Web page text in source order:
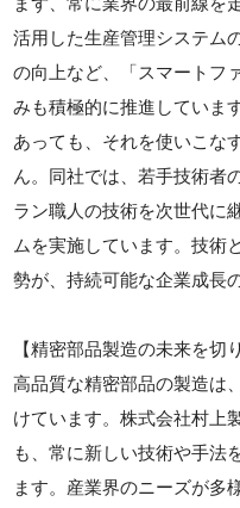
活用した生産管理システム
の向上など、「スマートフ
みも積極的に推進していま
あっても、それを使いこな
ん。同社では、若手技術者
ラン職人の技術を次世代に
ムを実施しています。技術
勢が、持続可能な企業成長
【精密部品製造の未来を切
高品質な精密部品の製造は
けています。株式会社村上
も、常に新しい技術や手法
ます。産業界のニーズが多